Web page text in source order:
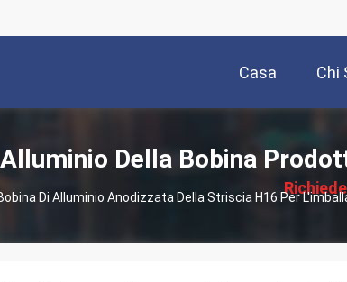
Casa Chi
述
Della Bobina
Di Alluminio Anodizzata Della Striscia H16 Per